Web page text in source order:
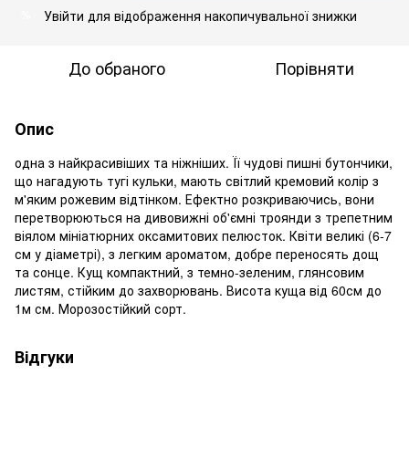
Увійти для відображення накопичувальної знижки
До обраного Порівняти
Опис
одна з найкрасивіших та ніжніших. Її чудові пишні бутончики,
що нагадують тугі кульки, мають світлий кремовий колір з
м'яким рожевим відтінком. Ефектно розкриваючись, вони
перетворюються на дивовижні об'ємні троянди з трепетним
віялом мініатюрних оксамитових пелюсток. Квіти великі (6-7
см у діаметрі), з легким ароматом, добре переносять дощ
та сонце. Кущ компактний, з темно-зеленим, глянсовим
листям, стійким до захворювань. Висота куща від 60см до
1м см. Морозостійкий сорт.
Відгуки